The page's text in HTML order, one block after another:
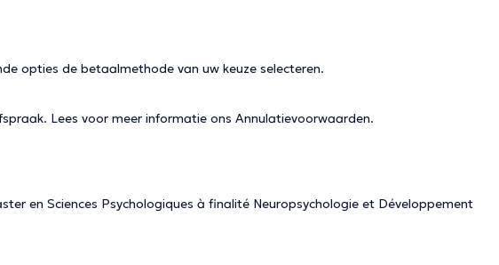
opties de betaalmethode van uw keuze selecteren.
Lees voor meer informatie ons Annulatievoorwaarden.
en Sciences Psychologiques à finalité Neuropsychologie et Développement